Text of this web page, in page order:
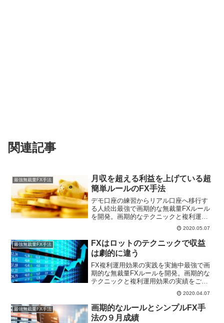
関連記事
最強無裁量FX手法
月収を超える利益を上げている超
簡単ルールのFX手法
デモ口座の練習からリアル口座へ移行す
る人続出最強で画期的な無裁量FXルール
を開発。画期的なテクニックと複利運用
効果の実績をご覧ください。 ２０２０年
も運用開始４月のみの成績 固定ロットの
場合２０，０００円 画期的ロット増減ル
ール８３，０００...
2020.05.07
最強無裁量FX手法
FXはロットのテクニックで収益
は劇的に違う
FX複利運用効果の実践を実施中最強で画
期的な無裁量FXルールを開発。画期的な
テクニックと複利運用効果の実績をご覧
ください。 ２０２０年も運用開始３月の
みの成績 固定ロットの場合９，０００
円 画期的ロット増減ルール７４，０００
円ロットを工夫す...
2020.04.07
最強無裁量FX手法
画期的なルールとシンプルFX手
法の９月成績